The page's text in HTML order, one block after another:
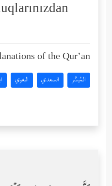
of the Qur’an:
المُيسَّر السعدي البغوي